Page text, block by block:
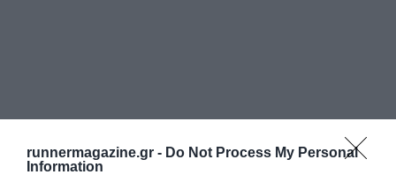
runnermagazine.gr - Do Not Process My Personal
Information